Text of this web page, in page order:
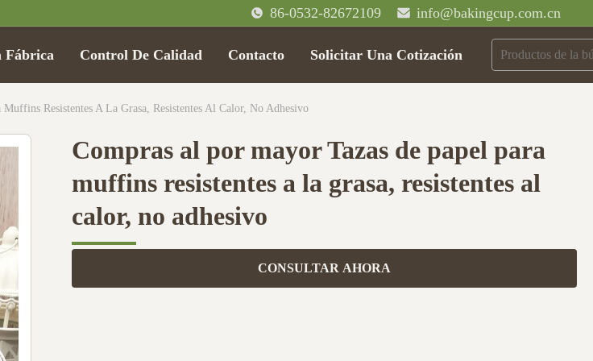
86-0532-82672109 info@bakingcup.com.cn
Fábrica Control De Calidad Contacto Solicitar Una Cotización
Resistentes A La Grasa, Resistentes Al Calor, No Adhesivo
Compras al por mayor Tazas de papel para
muffins resistentes a la grasa, resistentes al
calor, no adhesivo
CONSULTAR AHORA